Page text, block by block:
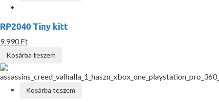
RP2040 Tiny kitt
9.990 Ft
Kosárba teszem
Kosárba teszem